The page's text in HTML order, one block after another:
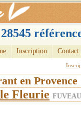
Inscription Contact
en Provence
Fleurie